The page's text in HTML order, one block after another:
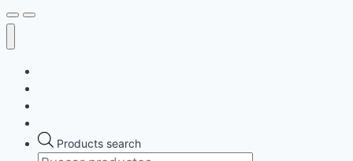
Products search